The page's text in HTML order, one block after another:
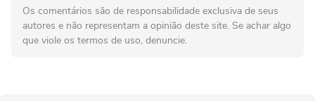
Os comentários são de responsabilidade exclusiva de seus
autores e não representam a opinião deste site. Se achar algo
que viole os termos de uso, denuncie.